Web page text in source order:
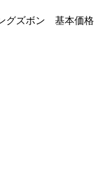
グズボン 基本価格